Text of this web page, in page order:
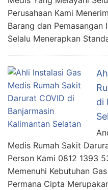
Perusahaan Kami
Barang dan Pemasangan
Selalu Menerapkan
di
Medis Rumah Sakit
Person Kami 0812 1393
Memenuhi Kebutuhan
Permana Cipta